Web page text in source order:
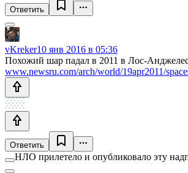
Ответить
vKreker10 янв 2016 в 05:36
Похожий шар падал в 2011 в Лос-
www.newsru.com/arch/world/19apr2011/
Ответить
НЛО прилетело и опубликовало эту